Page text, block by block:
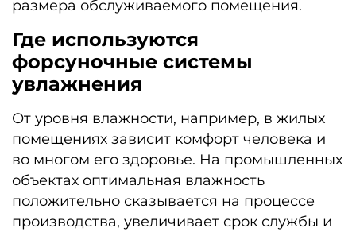
размера обслуживаемого помещения.
Где используются
форсуночные системы
увлажнения
От уровня влажности, например, в жилых
помещениях зависит комфорт человека и
во многом его здоровье. На промышленных
объектах оптимальная влажность
положительно сказывается на процессе
производства, увеличивает срок службы и